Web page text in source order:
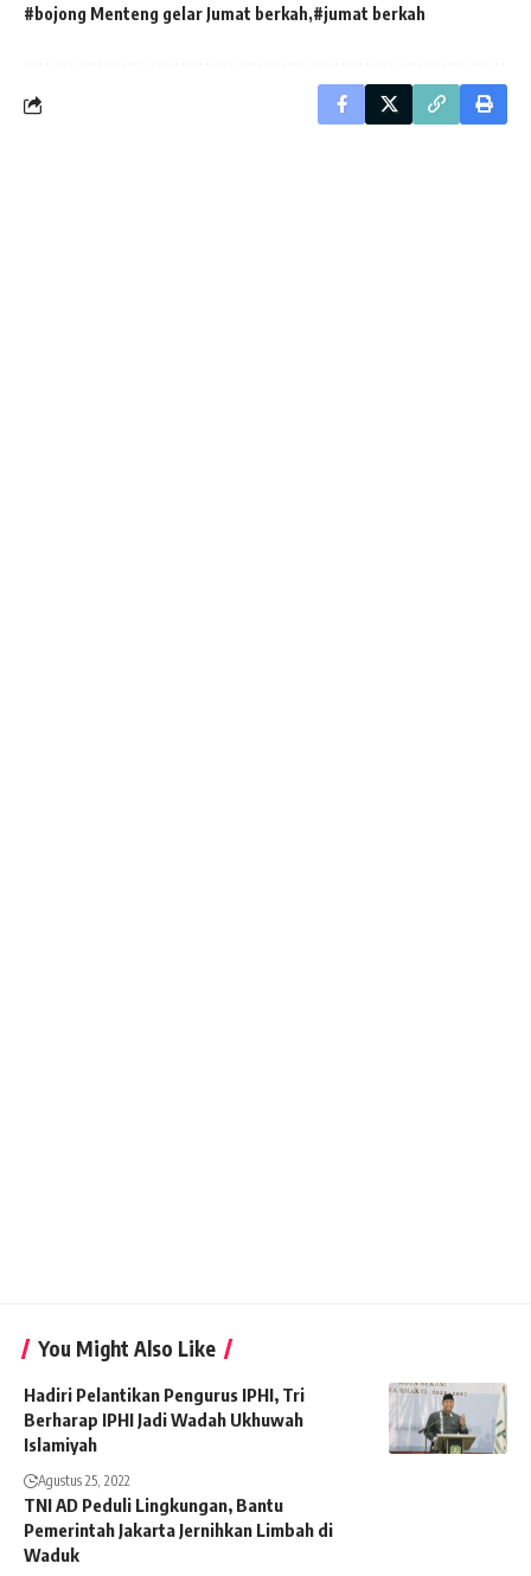
#bojong Menteng gelar Jumat berkah #jumat berkah
You Might Also Like
Hadiri Pelantikan Pengurus IPHI, Tri
Berharap IPHI Jadi Wadah Ukhuwah
Islamiyah
Agustus 25, 2022
TNI AD Peduli Lingkungan, Bantu
Pemerintah Jakarta Jernihkan Limbah di
Waduk